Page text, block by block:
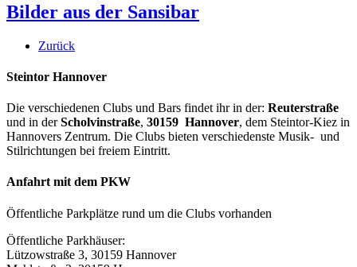
Bilder aus der Sansibar
Zurück
Steintor Hannover
Die verschiedenen Clubs und Bars findet ihr in der: Reuterstraße
und in derScholvinstraße, 30159 Hannover, dem Steintor-Kiez in
Hannovers Zentrum. Die Clubs bieten verschiedenste Musik- und
Stilrichtungen bei freiem Eintritt.
Anfahrt mit dem PKW
Öffentliche Parkplätze rund um die Clubs vorhanden
Öffentliche Parkhäuser:
Lützowstraße 3, 30159 Hannover